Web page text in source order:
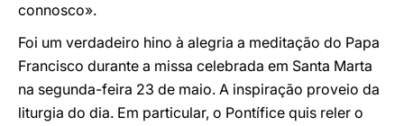
connosco».
Foi um verdadeiro hino à alegria a meditação do Papa
Francisco durante a missa celebrada em Santa Marta
na segunda-feira 23 de maio. A inspiração proveio da
liturgia do dia. Em particular, o Pontífice quis reler o